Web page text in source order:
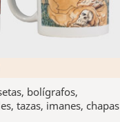
bolígrafos,
tazas, imanes, chapas